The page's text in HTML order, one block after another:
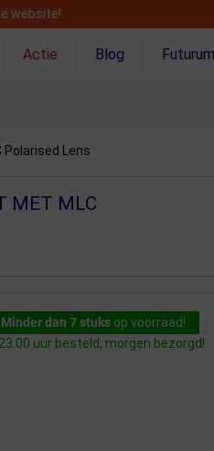
website!
Actie Blog
Polarised Lens
MET MLC
Minder dan 7 stuks op voorraad!
uur besteld, morgen bezorgd!